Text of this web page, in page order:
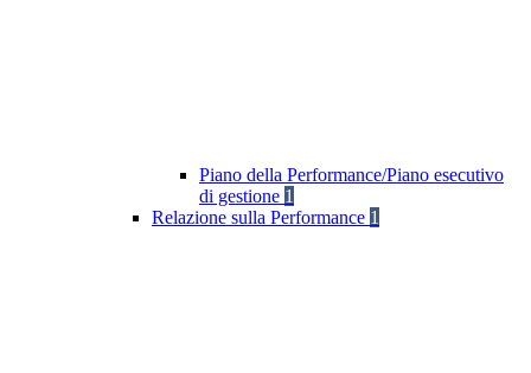
Piano della Performance/Piano esecutivo
di gestione 1
Relazione sulla Performance 1